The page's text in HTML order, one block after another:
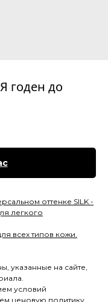
годен до
оттенке SILK -
легкого
всех типов кожи.
указанные на сайте,
условий
ценовую политику,